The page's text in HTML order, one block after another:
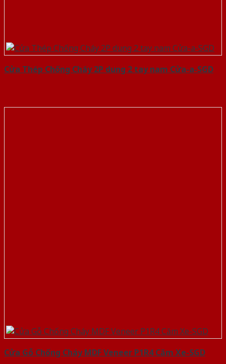
Cửa Thép Chống Cháy 2P dung 2 tay nam Cửa-a-SGD
Cửa Gỗ Chống Cháy MDF Veneer P1R4 Căm Xe-SGD